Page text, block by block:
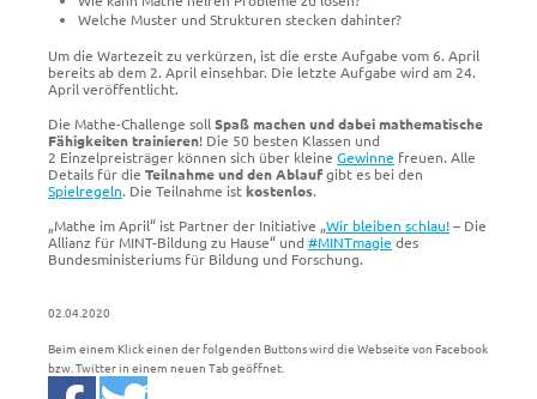
Welche Muster und Strukturen stecken dahinter?
Um die Wartezeit zu verkürzen, ist die erste Aufgabe vom 6. April
bereits ab dem 2. April einsehbar. Die letzte Aufgabe wird am 24.
April veröffentlicht.
Die Mathe-Challenge sollSpaß machen und dabei mathematische
Fähigkeiten trainieren! Die 50 besten Klassen und
2 Einzelpreisträger können sich über kleine Gewinne freuen. Alle
Details für die Teilnahme und den Ablaufgibt es bei den
Spielregeln. Die Teilnahme istkostenlos.
„Mathe im April“ ist Partner der Initiative „Wir bleiben schlau!– Die
Allianz für MINT-Bildung zu Hause“ und #MINTmagie des
Bundesministeriums für Bildung und Forschung.
02.04.2020
Beim einem Klick einen der folgenden Buttons wird die Webseite von Facebook
bzw. Twitter in einem neuen Tab geöffnet.